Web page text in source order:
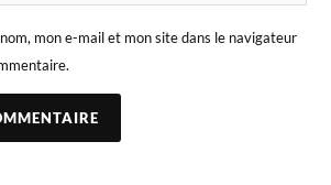
mon e-mail et mon site dans le navigateur